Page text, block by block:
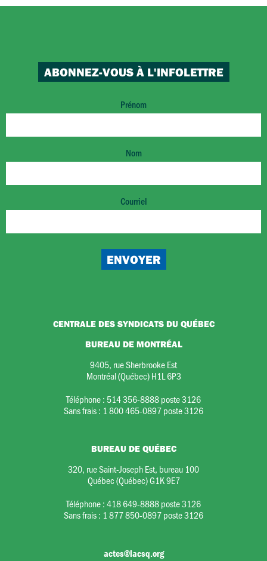
ABONNEZ-VOUS À L'INFOLETTRE
Prénom
Nom
Courriel
CENTRALE DES SYNDICATS DU QUÉBEC
BUREAU DE MONTRÉAL
9405, rue Sherbrooke Est
Montréal (Québec) H1L 6P3
Téléphone : 514 356-8888 poste 3126
Sans frais : 1 800 465-0897 poste 3126
BUREAU DE QUÉBEC
320, rue Saint-Joseph Est, bureau 100
Québec (Québec) G1K 9E7
Téléphone :418 649-8888 poste 3126
Sans frais : 1 877 850-0897 poste 3126
actes@lacsq.org